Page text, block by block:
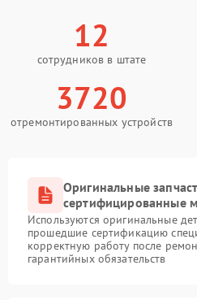
12
сотрудников в штате
3720
отремонтированных устройств
Оригинальные
сертифицированные
Используются оригинальные
прошедшие сертификацию
корректную работу после
гарантийных обязательств